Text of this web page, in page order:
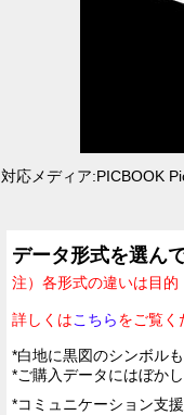
対応メディア:PICBOOK
データ形式を選ん
注）各形式の違いは目
詳しくはこちらをご覧く
*白地に黒図のシンボル
*ご購入データにはぼか
*コミュニケーション支